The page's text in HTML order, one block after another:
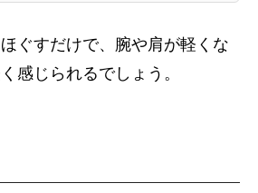
ぐすだけで、腕や肩が軽くな
感じられるでしょう。